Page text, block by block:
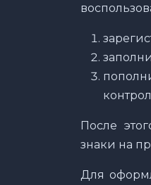
После
знаки на
Для